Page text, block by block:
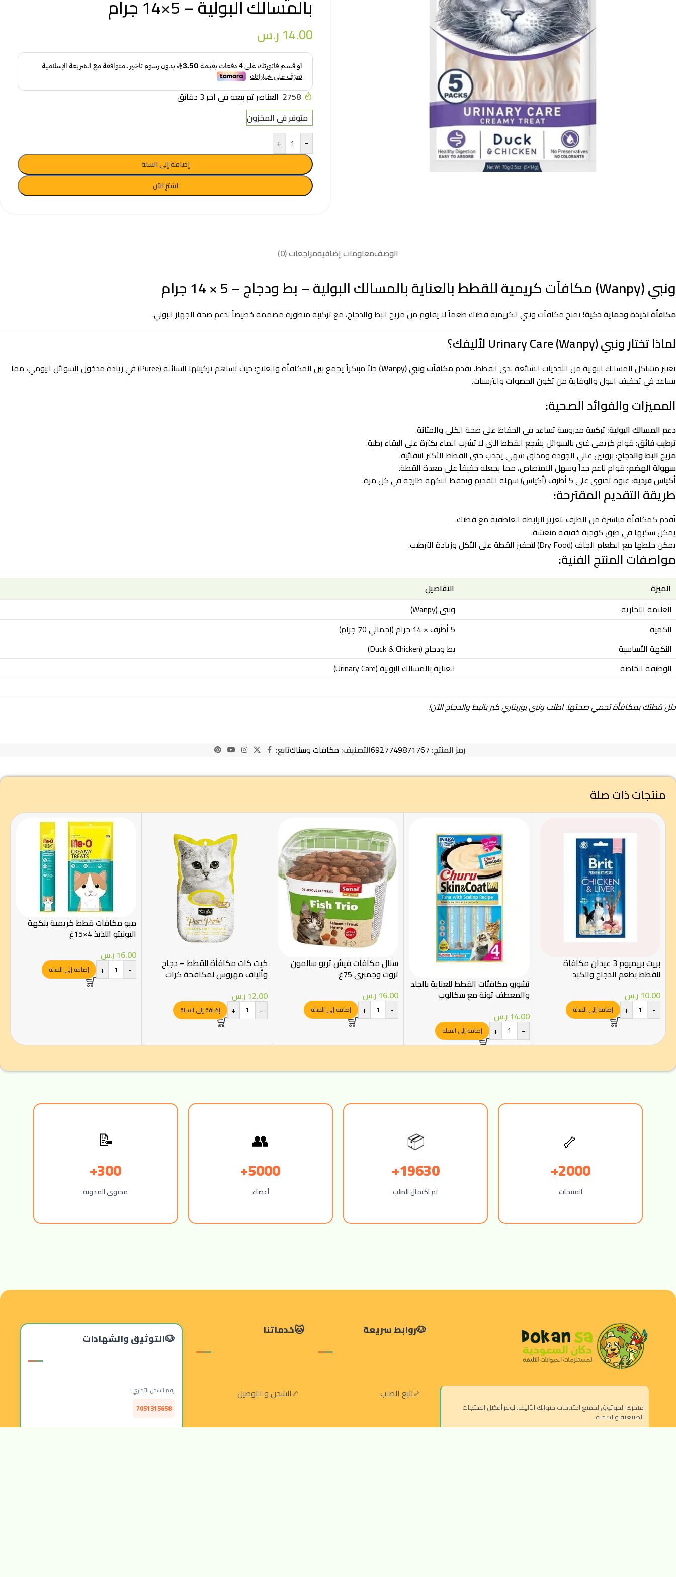
بالمسالك البولية – 5×14 جرام
14.00ر.س
2758 العناصر تم بيعه في آخر 3 دقائق
متوفر في المخزون
-
+
إضافة إلى السلة
اشترِ الآن
الوصفمعلومات إضافيةمراجعات (0)
ونبي (Wanpy) مكافآت كريمية للقطط بالعناية بالمسالك البولية – بط ودجاج – 5 × 14 جرام
مكافأة لذيذة وحماية ذكية! تمنح مكافآت ونبي الكريمية قطتك طعماً لا يقاوم من مزيج البط والدجاج، مع تركيبة متطورة مصممة خصيصاً لدعم صحة الجهاز البولي.
لماذا تختار ونبي (Wanpy) Urinary Care لأليفك؟
تعتبر مشاكل المسالك البولية من التحديات الشائعة لدى القطط. تقدممكافآت ونبي (Wanpy)
حلاً مبتكراً يجمع بين المكافأة والعلاج؛ حيث تساهم تركيبتها السائلة (Puree) في زيادة مدخول السوائل اليومي، مما
يساعد في تخفيف البول والوقاية من تكون الحصوات والترسبات.
المميزات والفوائد الصحية:
دعم المسالك البولية: تركيبة مدروسة تساعد في الحفاظ على صحة الكلى والمثانة.
ترطيب فائق: قوام كريمي غني بالسوائل يشجع القطط التي لا تشرب الماء بكثرة على البقاء رطبة.
مزيج البط والدجاج: بروتين عالي الجودة ومذاق شهي يجذب حتى القطط الأكثر انتقائية.
سهولة الهضم: قوام ناعم جداً وسهل الامتصاص، مما يجعله خفيفاً على معدة القطة.
أكياس فردية: عبوة تحتوي على 5 أظرف (أكياس) سهلة التقديم وتحفظ النكهة طازجة في كل مرة.
طريقة التقديم المقترحة:
تُقدم كمكافأة مباشرة من الظرف لتعزيز الرابطة العاطفية مع قطتك.
يمكن سكبها في طبق كوجبة خفيفة منعشة.
يمكن خلطها مع الطعام الجاف (Dry Food) لتحفيز القطة على الأكل وزيادة الترطيب.
مواصفات المنتج الفنية:
الميزة
التفاصيل
العلامة التجارية
ونبي (Wanpy)
الكمية
5 أظرف × 14 جرام (إجمالي 70 جرام)
النكهة الأساسية
بط ودجاج (Duck & Chicken)
الوظيفة الخاصة
العناية بالمسالك البولية (Urinary Care)
دلل قطتك بمكافأة تحمي صحتها. اطلب ونبي يوريناري كير بالبط والدجاج الآن!
رمز المنتج: 6927749871767التصنيف: مكافات وسناكتابع:
منتجات ذات صلة
بريت بريميوم 3 عيدان مكافاة
للقطط بطعم الدجاج والكبد
10.00 ر.س
-
+ إضافة إلى السلة
تشورو مكافئات القطط للعناية بالجلد
والمعطف تونة مع سكالوب
14.00 ر.س
-
+ إضافة إلى السلة
سنال مكافآت فیش تريو سالمون
تروت وجمبري 75غ
16.00 ر.س
-
+ إضافة إلى السلة
كيت كات مكافأة للقطط – دجاج
وألياف مهروس لمكافحة كرات
12.00 ر.س
-
+ إضافة إلى السلة
ميو مكافآت قطط كريمية بنكهة
البونيتو اللذيذ 4×15غ
16.00 ر.س
-
+ إضافة إلى السلة
🦴
2000+
المنتجات
📦
19630+
تم اكتمال الطلب
👥
5000+
أعضاء
📝
300+
محتوى المدونة
متجرك الموثوق لجميع احتياجات حيوانك الأليف. نوفر أفضل المنتجات
الطبيعية والصحية.
روابط سريعة
تتبع الطلب
خدماتنا
الشحن و التوصيل
التوثيق والشهادات
رقم السجل التجاري:
7051315658